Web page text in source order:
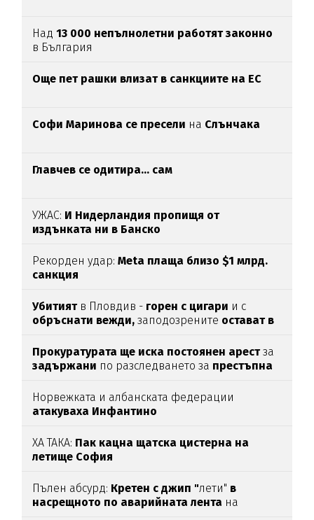
Над13 000 непълнолетни работят законно
в България
Oще пет рашки влизат в санкциите на ЕС
Софи Маринова се пресели на Слънчака
Главчев се одитира... сам
УЖАС: И Нидерландия пропищя от
издънката ни в Банско
Рекорден удар:Meta плаща близо $1 млрд.
санкция
Убитиятв Пловдив - горен с цигари и с
обръснати вежди, заподозрените остават в
Прокуратурата ще иска постоянен арестза
задържани по разследването за престъпна
Норвежката и албанската федерации
атакуваха Инфантино
ХА ТАКА: Пак кацна щатска цистерна на
летище София
Пълен абсурд: Кретен с джип "лети" в
насрещното по аварийната лента на